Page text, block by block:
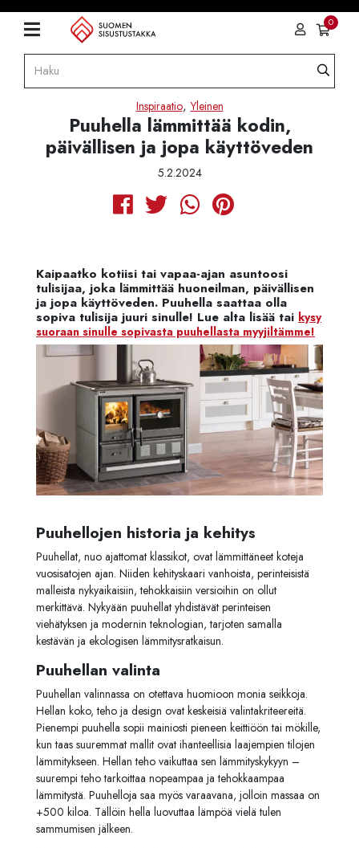
0
Inspiraatio,Yleinen
Puuhella lämmittää kodin,
päivällisen ja jopa käyttöveden
5.2.2024
Kaipaatko kotiisi tai vapaa-ajan asuntoosi
tulisijaa, joka lämmittää huoneilman, päivällisen
ja jopa käyttöveden. Puuhella saattaa olla
sopiva tulisija juuri sinulle! Lue alta lisää tai kysy
suoraan sinulle sopivasta puuhellasta myyjiltämme!
Puuhellojen historia ja kehitys
Puuhellat, nuo ajattomat klassikot, ovat lämmittäneet koteja
vuosisatojen ajan. Niiden kehityskaari vanhoista, perinteisistä
malleista nykyaikaisiin, tehokkaisiin versioihin on ollut
merkittävä. Nykyään puuhellat yhdistävät perinteisen
viehätyksen ja modernin teknologian, tarjoten samalla
kestävän ja ekologisen lämmitysratkaisun.
Puuhellan valinta
Puuhellan valinnassa on otettava huomioon monia seikkoja.
Hellan koko, teho ja design ovat keskeisiä valintakriteereitä.
Pienempi puuhella sopii mainiosti pieneen keittiöön tai mökille,
kun taas suuremmat mallit ovat ihanteellisia laajempien tilojen
lämmitykseen. Hellan teho vaikuttaa sen lämmityskykyyn –
suurempi teho tarkoittaa nopeampaa ja tehokkaampaa
lämmitystä. Puuhelloja saa myös varaavana, jolloin massaa on
+500 kiloa. Tällöin hella luovuttaa lämpöä vielä tulen
sammumisen jälkeen.